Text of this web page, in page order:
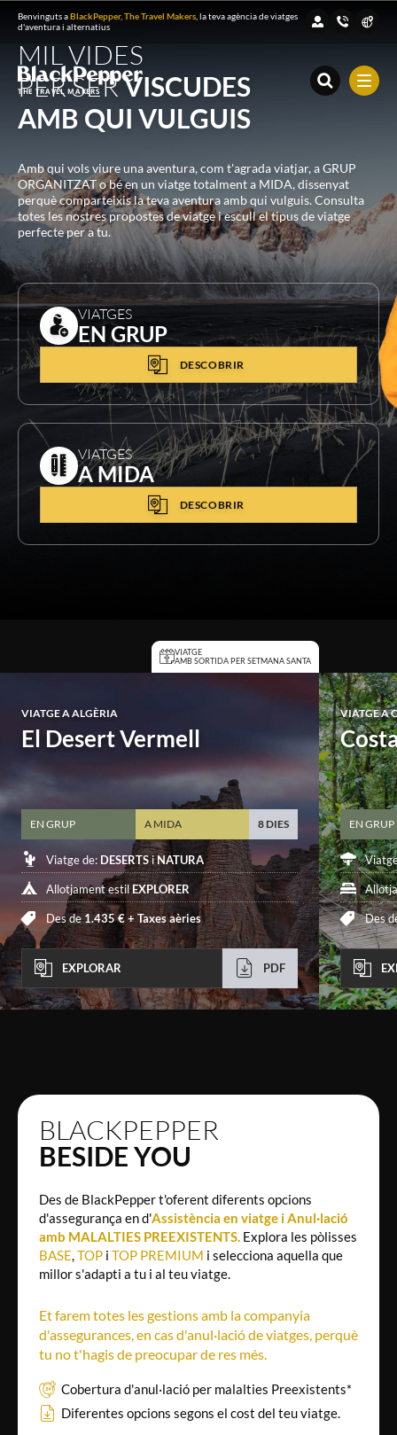
Benvinguts aBlackPepper, The Travel Makers , la teva agència de viatges
d'aventura i alternatius
THE TRAVEL MAKERS
MIL VIDES
PER SERVISCUDES
AMB QUI VULGUIS
Amb qui vols viure una aventura, com t'agrada viatjar, a GRUP
ORGANITZAT o bé en un viatge totalment a MIDA, dissenyat
perquè comparteixis la teva aventura amb qui vulguis. Consulta
totes les nostres propostes de viatge i escull el tipus de viatge
perfecte per a tu.
VIATGES
EN GRUP
DESCOBRIR
VIATGES
A MIDA
DESCOBRIR
El DesertVermell
VIATGE A ALGÈRIA
EN GRUP A MIDA 8 DIES
VIATGE
AMB SORTIDA PER SETMANA SANTA
Viatge de: DESERTSiNATURA
Allotjament estilEXPLORER
Des de1.435 € + Taxes aèries
EXPLORAR PDF
VIATGE A
EN GRUP
Des
BLACKPEPPER
BESIDE YOU
Des de BlackPepper t'oferent diferents opcions
d'assegurança en d'Assistència en viatge i Anul·lació
amb MALALTIES PREEXISTENTS. Explora les pòlisses
BASE,TOP i TOP PREMIUM i selecciona aquella que
millor s'adapti a tu i al teu viatge.
Et farem totes les gestions amb la companyia
d'assegurances, en cas d'anul·lació de viatges, perquè
tu no t'hagis de preocupar de res més.
Cobertura d'anul·lació per malalties Preexistents*
Diferentes opcions segons el cost del teu viatge.